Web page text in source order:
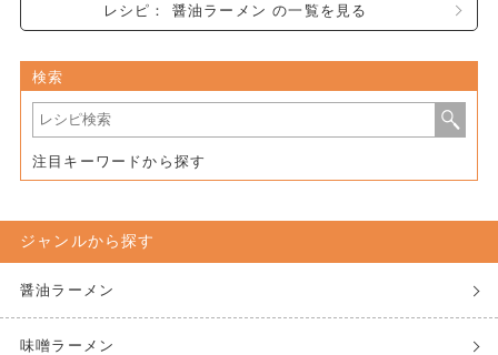
レシピ： 醤油ラーメン の一覧を見る
検索
注目キーワードから探す
ジャンルから探す
醤油ラーメン
味噌ラーメン